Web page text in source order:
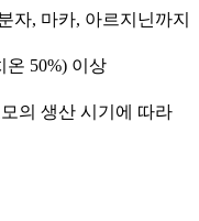
자, 마카, 아르지닌까지
50%) 이상
의 생산 시기에 따라